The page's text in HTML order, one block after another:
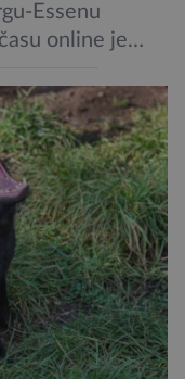
Essenu
online je
Zúčastnilo
uvedli, že se v
zapojili do hraní
sociálních